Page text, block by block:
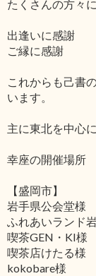
たくさんの方々
出逢いに感謝
ご縁に感謝
これからも己書
います。
主に東北を中心
幸座の開催場所
【盛岡市】
岩手県公会堂様
ふれあいランド
喫茶GEN・KI様
喫茶店けたる様
kokobare様